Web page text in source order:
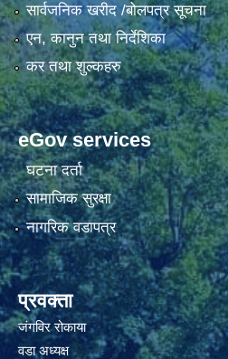
सार्वजनिक खरीद /बोलपत्र सूचना
एन, कानुन तथा निर्देशिका
कर तथा शुल्कहरु
eGov services
घटना दर्ता
सामाजिक सुरक्षा
नागरिक वडापत्र
प्रवक्ता
जंगविर रोकाया
वडा अध्यक्ष